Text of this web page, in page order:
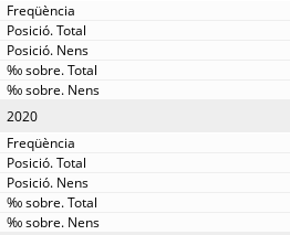
2020